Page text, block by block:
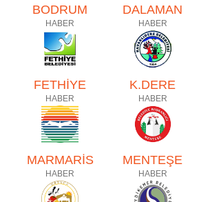
BODRUM
HABER
DALAMAN
HABER
FETHİYE
HABER
K.DERE
HABER
MARMARİS
HABER
MENTEŞE
HABER